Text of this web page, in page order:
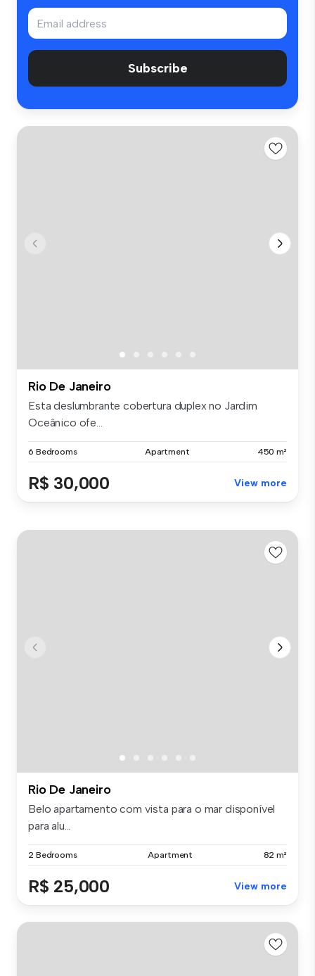
Subscribe
Rio De Janeiro
Esta deslumbrante cobertura duplex no Jardim
Oceânico ofe...
6 Bedrooms Apartment 450 m²
R$ 30,000 View more
Rio De Janeiro
Belo apartamento com vista para o mar disponível
para alu...
2 Bedrooms Apartment 82 m²
R$ 25,000 View more